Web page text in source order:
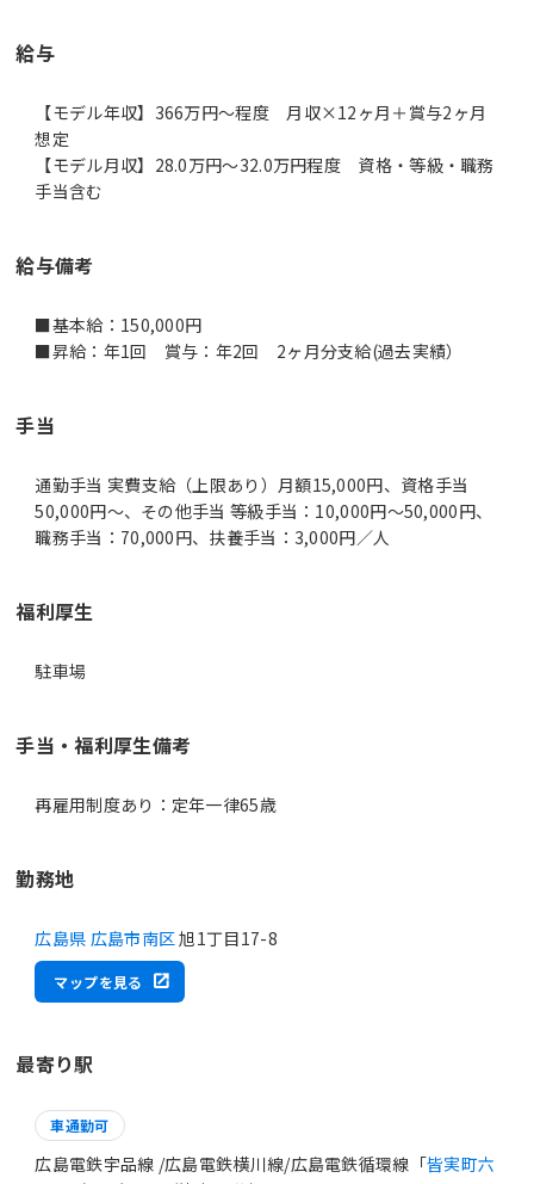
給与
【モデル年収】366万円〜程度 月収×12ヶ月＋賞与2ヶ月
想定
【モデル月収】28.0万円〜32.0万円程度 資格・等級・職務
手当含む
給与備考
■基本給：150,000円
■昇給：年1回 賞与：年2回 2ヶ月分支給(過去実績）
手当
通勤手当 実費支給（上限あり）月額15,000円、資格手当
50,000円～、その他手当 等級手当：10,000円～50,000円、
職務手当：70,000円、扶養手当：3,000円／人
福利厚生
駐車場
手当・福利厚生備考
再雇用制度あり：定年一律65歳
勤務地
広島県 広島市南区旭1丁目17-8
マップを見る
最寄り駅
車通勤可
広島電鉄宇品線 /広島電鉄横川線/広島電鉄循環線「皆実町六